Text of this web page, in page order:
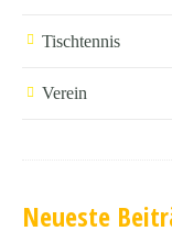
Tischtennis
Verein
Neueste